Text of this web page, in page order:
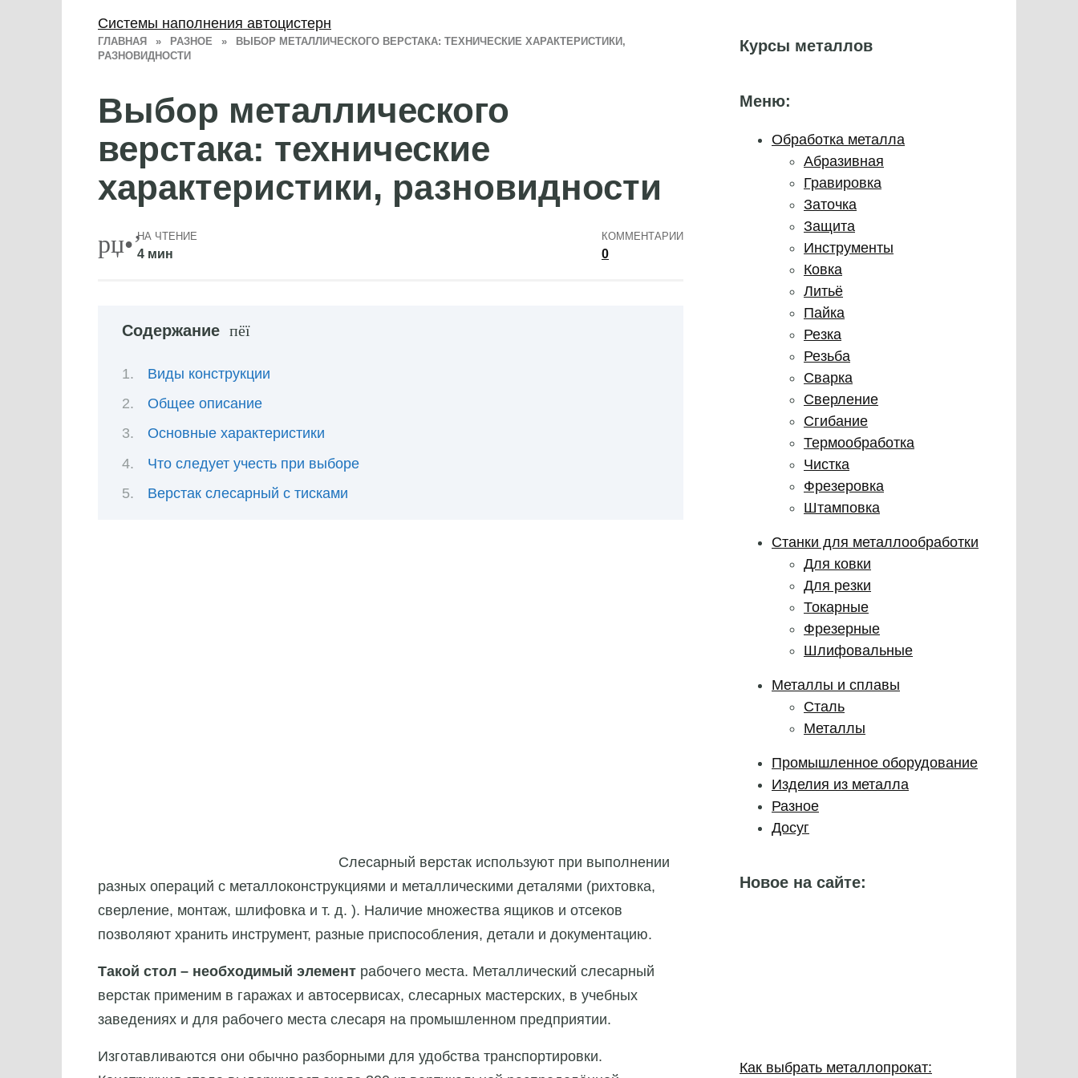
ГЛАВНАЯ » РАЗНОЕ »
ВЫБОР МЕТАЛЛИЧЕСКОГО ВЕРСТАКА: ТЕХНИЧЕСКИЕ ХАРАКТЕРИСТИКИ,
РАЗНОВИДНОСТИ
Выбор металлического
верстака: технические
характеристики, разновидности
НА ЧТЕНИЕ
4 мин
КОММЕНТАРИИ
0
Содержание
Виды конструкции
Общее описание
Основные характеристики
Что следует учесть при выборе
Верстак слесарный с тисками
Слесарный верстак используют при выполнении
разных операций с металлоконструкциями и металлическими деталями (рихтовка,
сверление, монтаж, шлифовка и т. д. ). Наличие множества ящиков и отсеков
позволяют хранить инструмент, разные приспособления, детали и документацию.
Такой стол – необходимый элемент рабочего места. Металлический слесарный
верстак применим в гаражах и автосервисах, слесарных мастерских, в учебных
заведениях и для рабочего места слесаря на промышленном предприятии.
Изготавливаются они обычно разборными для удобства транспортировки.
Курсы металлов
Меню:
Обработка металла
Абразивная
Гравировка
Заточка
Защита
Инструменты
Ковка
Литьё
Пайка
Резка
Резьба
Сварка
Сверление
Сгибание
Термообработка
Чистка
Фрезеровка
Штамповка
Станки для металлообработки
Для ковки
Для резки
Токарные
Фрезерные
Шлифовальные
Металлы и сплавы
Сталь
Металлы
Промышленное оборудование
Изделия из металла
Разное
Досуг
Новое на сайте:
Как выбрать металлопрокат:
Системы наполнения автоцистерн